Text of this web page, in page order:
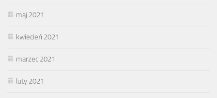
maj 2021
kwiecień 2021
marzec 2021
luty 2021